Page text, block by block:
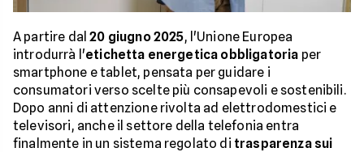
A partire dal20 giugno 2025, l'Unione Europea
introdurrà l'etichetta energetica obbligatoria per
smartphone e tablet, pensata per guidare i
consumatori verso scelte più consapevoli e sostenibili.
Dopo anni di attenzione rivolta ad elettrodomestici e
televisori, anche il settore della telefonia entra
finalmente in un sistema regolato di trasparenza sui